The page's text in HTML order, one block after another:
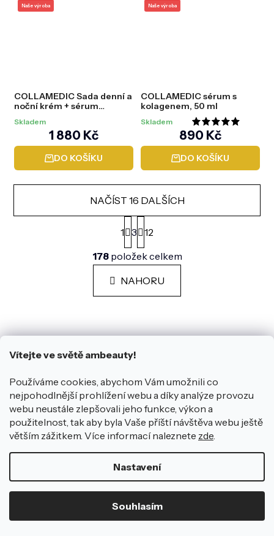
Vítejte ve světě ambeauty!
Používáme cookies, abychom Vám umožnili co
nejpohodlnější prohlížení webu a díky analýze provozu
webu neustále zlepšovali jeho funkce, výkon a
použitelnost, tak aby byla Vaše příští návštěva webu ještě
větším zážitkem. Více informací naleznete zde.
Nastavení
Souhlasím
Naše výroba
COLLAMEDIC Sada denní a
noční krém + sérum
Skladem
1 880 Kč
DO KOŠÍKU
Naše výroba
COLLAMEDIC sérum s
kolagenem, 50 ml
Průměrné
hodnocení
produktu
Skladem
890 Kč
DO KOŠÍKU
O
v
l
á
í
p
y
v
ý
p
i
s
u
NAČÍST 16 DALŠÍCH
S
t
á
n
o
v
1 3
12
178položek celkem
NAHORU
á
Sledujte nás a inspirujte se
ambeauty
Hodnocení obchodu
Vývoj kosmetiky
Ověřené suroviny
Affiliate program